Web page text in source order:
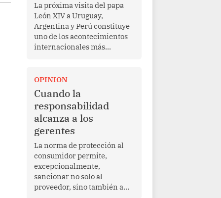
La próxima visita del papa
León XIV a Uruguay,
Argentina y Perú constituye
uno de los acontecimientos
internacionales más
Más allá de su dimensión
religiosa, esta gira
representa una oportunidad
para reafirmar el valor del
diálogo, fortalecer los
vínculos entre los pueblos y
proyectar una imagen de
cooperación en una región
que enfrenta desafíos en
materia de desarrollo,
cohesión social y
gobernabilidad.
OPINION
Cuando la
responsabilidad
alcanza a los
gerentes
La norma de protección al
consumidor permite,
excepcionalmente,
sancionar no solo al
proveedor, sino también a